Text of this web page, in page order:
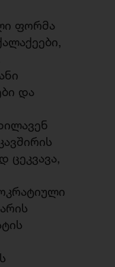
ფორმა
და
ცეკვავა,